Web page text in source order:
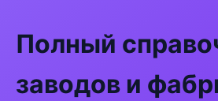
Полный
заводов и